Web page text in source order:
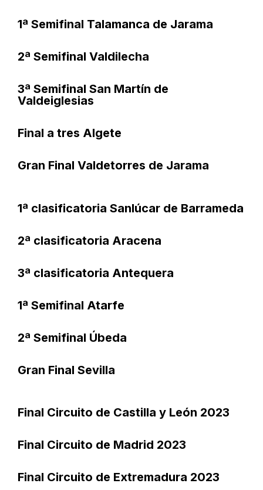
1ª Semifinal Talamanca de Jarama
2ª Semifinal Valdilecha
3ª Semifinal San Martín de
Valdeiglesias
Final a tres Algete
Gran Final Valdetorres de Jarama
1ª clasificatoria Sanlúcar de Barrameda
2ª clasificatoria Aracena
3ª clasificatoria Antequera
1ª Semifinal Atarfe
2ª Semifinal Úbeda
Gran Final Sevilla
Final Circuito de Castilla y León 2023
Final Circuito de Madrid 2023
Final Circuito de Extremadura 2023